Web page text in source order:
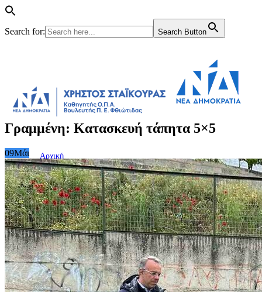
Search for: Search Button
Αρχική
Βουλή
Γραφείο Τύπου
Δελτία Τύπου
Τηλεόραση
Ραδιόφωνο
Συνεντεύξεις
Άρθρα
Ομιλίες-Χαιρετισμοί
Μηνύματα
Υπουργείο Οικονομικών
Υπουργείο Υποδομών και Μεταφορών
Έργα
Φθιώτιδα
Επικοινωνία
Γραμμένη: Κατασκευή τάπητα 5×5
09Μάι